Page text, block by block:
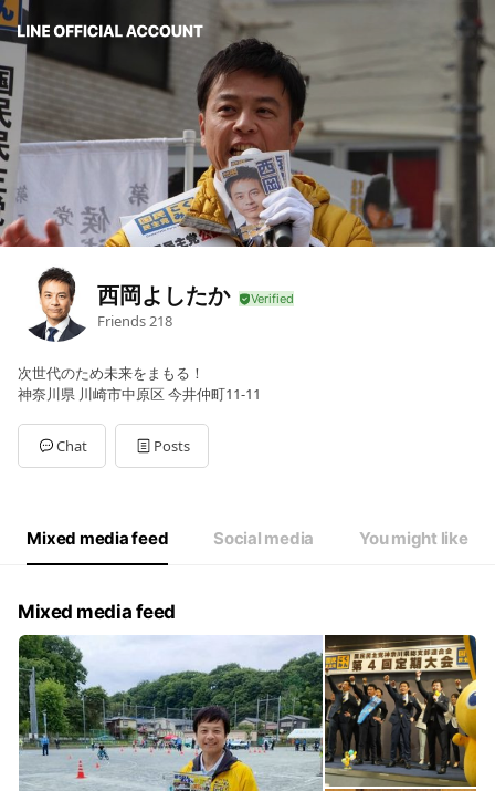
西岡よしたか
Friends218
次世代のため未来をまもる！
神奈川県 川崎市中原区 今井仲町11-11
Chat Posts
Mixed media feed Social media You might like
Mixed media feed